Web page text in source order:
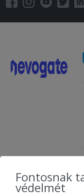
Fontosnak
védelmét